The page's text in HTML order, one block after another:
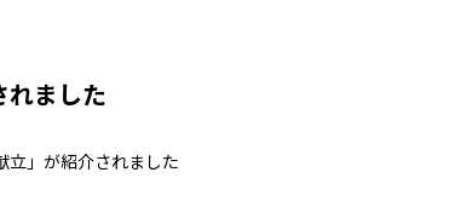
れました
立」が紹介されました